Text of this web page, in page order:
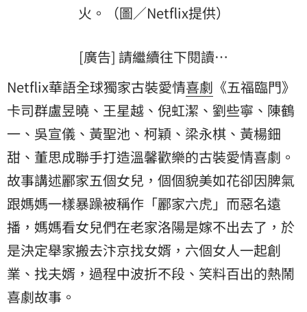
火。（圖／Netflix提供）
[廣告] 請繼續往下閱讀…
Netflix華語全球獨家古裝愛情喜劇 《五福臨門》
卡司群盧昱曉、王星越、倪虹潔、劉些寧、陳鶴
一、吳宣儀、黃聖池、柯穎、梁永棋、黃楊鈿
甜、董思成聯手打造溫馨歡樂的古裝愛情喜劇。
故事講述酈家五個女兒，個個貌美如花卻因脾氣
跟媽媽一樣暴躁被稱作「酈家六虎」而惡名遠
播，媽媽看女兒們在老家洛陽是嫁不出去了，於
是決定舉家搬去汴京找女婿，六個女人一起創
業、找夫婿，過程中波折不段、笑料百出的熱鬧
喜劇故事。